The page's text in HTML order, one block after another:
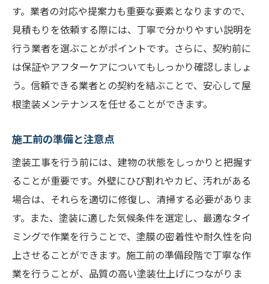
す。業者の対応や提案力も重要な要素となりますので、
見積もりを依頼する際には、丁寧で分かりやすい説明を
行う業者を選ぶことがポイントです。さらに、契約前に
は保証やアフターケアについてもしっかり確認しましょ
う。信頼できる業者との契約を結ぶことで、安心して屋
根塗装メンテナンスを任せることができます。
施工前の準備と注意点
塗装工事を行う前には、建物の状態をしっかりと把握す
ることが重要です。外壁にひび割れやカビ、汚れがある
場合は、それらを適切に修復し、清掃する必要がありま
す。また、塗装に適した気候条件を選定し、最適なタイ
ミングで作業を行うことで、塗膜の密着性や耐久性を向
上させることができます。施工前の準備段階で丁寧な作
業を行うことが、品質の高い塗装仕上げにつながりま